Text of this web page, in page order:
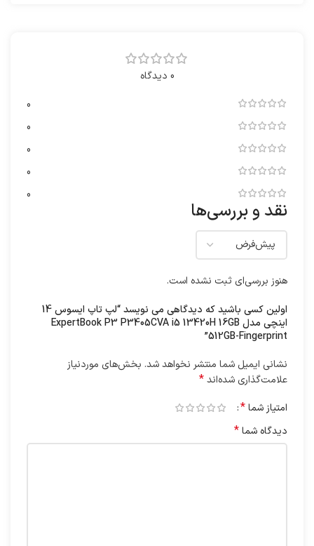
0 دیدگاه
0
0
0
0
0
نقد و بررسی‌ها
هنوز بررسی‌ای ثبت نشده است.
اولین کسی باشید که دیدگاهی می نویسد “لپ تاپ ایسوس 14
اینچی مدل ExpertBook P3 P3405CVA i5 13420H 16GB
512GB-Fingerprint”
نشانی ایمیل شما منتشر نخواهد شد. بخش‌های موردنیاز
علامت‌گذاری شده‌اند*
امتیاز شما*
دیدگاه شما*